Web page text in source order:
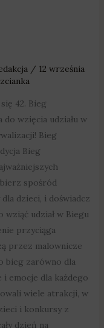
/ 12 września
42. Bieg
wzięcia udziału w
Bieg
Bieg
spośród
dzieci, i doświadcz
udział w Biegu
przyciąga
przez malownicze
bieg zarówno dla
emocje dla każdego
wiele atrakcji, w
i konkursy z
dzień na